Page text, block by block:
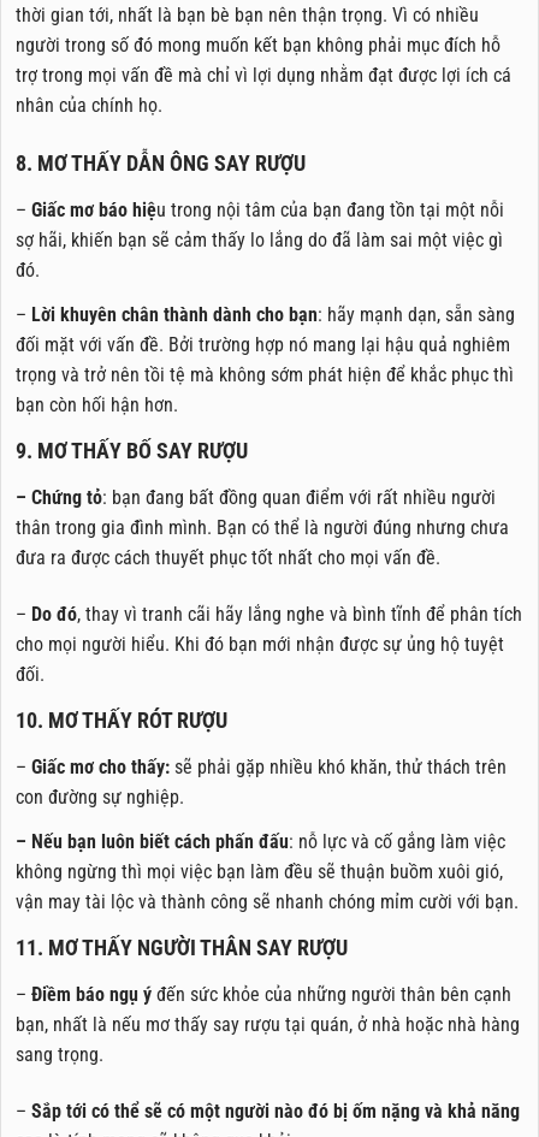
thời gian tới, nhất là bạn bè bạn nên thận trọng. Vì có nhiều
người trong số đó mong muốn kết bạn không phải mục đích hỗ
trợ trong mọi vấn đề mà chỉ vì lợi dụng nhằm đạt được lợi ích cá
nhân của chính họ.
8. MƠ THẤY DẪN ÔNG SAY RƯỢU
– Giấc mơ báo hiệu trong nội tâm của bạn đang tồn tại một nỗi
sợ hãi, khiến bạn sẽ cảm thấy lo lắng do đã làm sai một việc gì
đó.
– Lời khuyên chân thành dành cho bạn: hãy mạnh dạn, sẵn sàng
đối mặt với vấn đề. Bởi trường hợp nó mang lại hậu quả nghiêm
trọng và trở nên tồi tệ mà không sớm phát hiện để khắc phục thì
bạn còn hối hận hơn.
9. MƠ THẤY BỐ SAY RƯỢU
– Chứng tỏ: bạn đang bất đồng quan điểm với rất nhiều người
thân trong gia đình mình. Bạn có thể là người đúng nhưng chưa
đưa ra được cách thuyết phục tốt nhất cho mọi vấn đề.
– Do đó, thay vì tranh cãi hãy lắng nghe và bình tĩnh để phân tích
cho mọi người hiểu. Khi đó bạn mới nhận được sự ủng hộ tuyệt
đối.
10. MƠ THẤY RÓT RƯỢU
– Giấc mơ cho thấy: sẽ phải gặp nhiều khó khăn, thử thách trên
con đường sự nghiệp.
– Nếu bạn luôn biết cách phấn đấu: nỗ lực và cố gắng làm việc
không ngừng thì mọi việc bạn làm đều sẽ thuận buồm xuôi gió,
vận may tài lộc và thành công sẽ nhanh chóng mỉm cười với bạn.
11. MƠ THẤY NGƯỜI THÂN SAY RƯỢU
– Điềm báo ngụ ý đến sức khỏe của những người thân bên cạnh
bạn, nhất là nếu mơ thấy say rượu tại quán, ở nhà hoặc nhà hàng
sang trọng.
– Sắp tới có thể sẽ có một người nào đó bị ốm nặng và khả năng